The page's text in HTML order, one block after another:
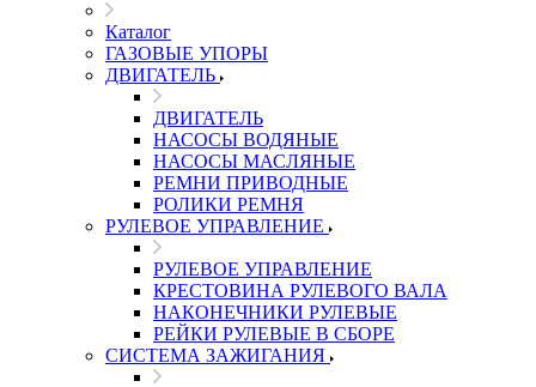
Каталог
ГАЗОВЫЕ УПОРЫ
ДВИГАТЕЛЬ
ДВИГАТЕЛЬ
НАСОСЫ ВОДЯНЫЕ
НАСОСЫ МАСЛЯНЫЕ
РЕМНИ ПРИВОДНЫЕ
РОЛИКИ РЕМНЯ
РУЛЕВОЕ УПРАВЛЕНИЕ
РУЛЕВОЕ УПРАВЛЕНИЕ
КРЕСТОВИНА РУЛЕВОГО ВАЛА
НАКОНЕЧНИКИ РУЛЕВЫЕ
РЕЙКИ РУЛЕВЫЕ В СБОРЕ
СИСТЕМА ЗАЖИГАНИЯ